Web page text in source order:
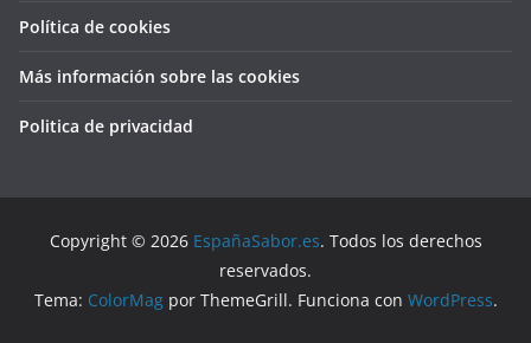
Política de cookies
Más información sobre las cookies
Politica de privacidad
Copyright © 2026 EspañaSabor.es. Todos los derechos
reservados.
Tema: ColorMagpor ThemeGrill. Funciona con WordPress.